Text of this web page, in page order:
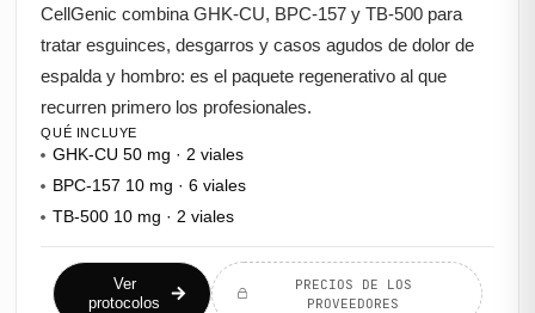
CellGenic combina GHK-CU, BPC-157 y TB-500 para
tratar esguinces, desgarros y casos agudos de dolor de
espalda y hombro: es el paquete regenerativo al que
recurren primero los profesionales.
QUÉ INCLUYE
GHK-CU 50 mg · 2 viales
BPC-157 10 mg · 6 viales
TB-500 10 mg · 2 viales
Ver
protocolos
PRECIOS DE LOS
PROVEEDORES